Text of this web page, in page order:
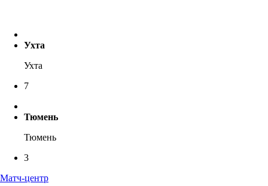
Ухта
Ухта
7
Тюмень
Тюмень
3
Матч-центр